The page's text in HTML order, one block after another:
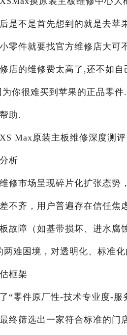
是不是首先想到的就是去苹
零件就要找官方维修店大可
店的维修费太高了,还不如
你很难买到苹果的正品零件
助.
Max原装主板维修深度测
析
修市场呈现碎片化扩张态势
不齐，用户普遍存在信任焦
故障（如基带损坏、进水腐
两难困境，对透明化、标准
框架
“零件原厂性-技术专业度-
终筛选出一家符合标准的门